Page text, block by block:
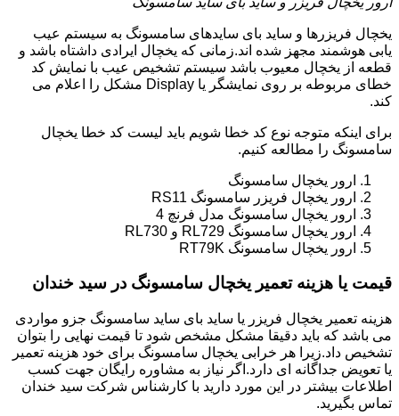
یخچال فریزرها و ساید بای سایدهای سامسونگ به سیستم عیب
یابی هوشمند مجهز شده اند.زمانی که یخچال ایرادی داشتاه باشد و
قطعه از یخچال معیوب باشد سیستم تشخیص عیب با نمایش کد
خطای مربوطه بر روی نمایشگر یا Display مشکل را اعلام می
کند.
برای اینکه متوجه نوع کد خطا شویم باید لیست کد خطا یخچال
سامسونگ را مطالعه کنیم.
ارور یخچال سامسونگ
ارور یخچال فریزر سامسونگ RS11
ارور یخچال سامسونگ مدل فرنچ 4
ارور یخچال سامسونگ RL729 و RL730
ارور یخچال سامسونگ RT79K
قیمت یا هزینه تعمیر یخچال سامسونگ در سید خندان
هزینه تعمیر یخچال فریزر یا ساید بای ساید سامسونگ جزو مواردی
می باشد که باید دقیقا مشکل مشخص شود تا قیمت نهایی را بتوان
تشخیص داد.زیرا هر خرابی یخچال سامسونگ برای خود هزینه تعمیر
یا تعویض جداگانه ای دارد.اگر نیاز به مشاوره رایگان جهت کسب
اطلاعات بیشتر در این مورد دارید با کارشناس شرکت سید خندان
تماس بگیرید.